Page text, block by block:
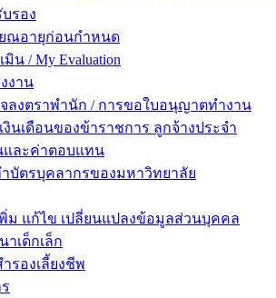
รอง
ยณอายุก่อนกำหนด
มิน / My Evaluation
งาน
ลงตราพำนัก / การขอใบอนุญาตทำงาน
งินเดือนของข้าราชการ ลูกจ้างประจำ
และค่าตอบแทน
บัตรบุคลากรของมหาวิทยาลัย
ม แก้ไข เปลี่ยนแปลงข้อมูลส่วนบุคคล
เด็กเล็ก
รองเลี้ยงชีพ